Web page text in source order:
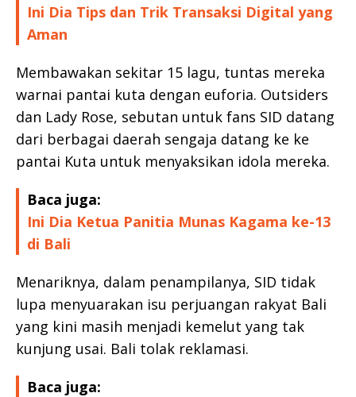
Ini Dia Tips dan Trik Transaksi Digital yang
Aman
Membawakan sekitar 15 lagu, tuntas mereka
warnai pantai kuta dengan euforia. Outsiders
dan Lady Rose, sebutan untuk fans SID datang
dari berbagai daerah sengaja datang ke ke
pantai Kuta untuk menyaksikan idola mereka.
Baca juga:
Ini Dia Ketua Panitia Munas Kagama ke-13
di Bali
Menariknya, dalam penampilanya, SID tidak
lupa menyuarakan isu perjuangan rakyat Bali
yang kini masih menjadi kemelut yang tak
kunjung usai. Bali tolak reklamasi.
Baca juga: